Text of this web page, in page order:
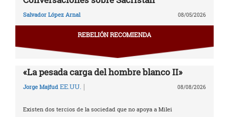
Salvador López Arnal 08/05/2026
REBELIÓN RECOMIENDA
«La pesada carga del hombre blanco II»
Jorge Majfud EE.UU. | 08/08/2026
Existen dos tercios de la sociedad que no apoya a Milei